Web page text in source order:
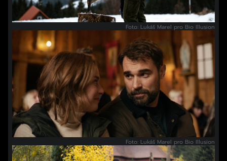
Foto: Lukáš Marel pro Bio Illusion
Foto: Lukáš Marel pro Bio Illusion